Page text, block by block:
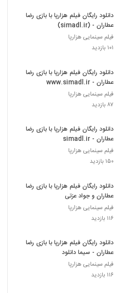
دانلود رایگان فیلم هزارپا با بازی رضا
عطاران - (simadl.ir)
فیلم سینمایی هزارپا
۱۰۱ بازدید
دانلود رایگان فیلم هزارپا با بازی رضا
عطاران - www.simadl.ir
فیلم سینمایی هزارپا
۸۷ بازدید
دانلود رایگان فیلم هزارپا با بازی رضا
عطاران - simadl.ir
فیلم سینمایی هزارپا
۱۵۰ بازدید
دانلود رایگان فیلم هزارپا با بازی رضا
عطاران و جواد عزتی
فیلم سینمایی هزارپا
۱۱۶ بازدید
دانلود رایگان فیلم هزارپا با بازی رضا
عطاران - سیما دانلود
فیلم سینمایی هزارپا
۱۱۶ بازدید